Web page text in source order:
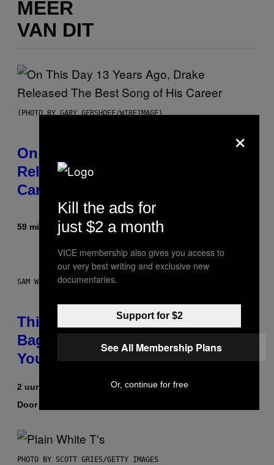
MEER
VAN DIT
(PHOTO BY GARY GERSHOFF/WIREIMAGE)
On This Day 13 Years Ago, Drake
Released the Best Song of His
Career
59 minuten geledenDoorCaleb Catlin
SAM WATANUKI FOR VICE
This Discreet Lockable Sex Toy
Bag Is the Nightstand Upgrade
Your Play Drawer Needs
2 uur geleden
Door
PHOTO BY SCOTT GRIES/GETTY IMAGES
×
Kill the ads for
just $2 a month
VICE membership also gives you access to
our very best writing and exclusive new
documentaries.
Support for $2
See All Membership Plans
Or, continue for free